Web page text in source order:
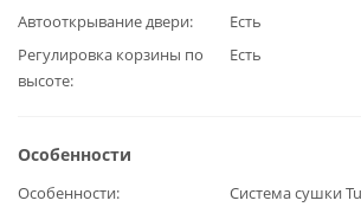
Автооткрывание двери
Есть
Регулировка корзины по
высоте
Есть
Особенности
Особенности
Система сушки